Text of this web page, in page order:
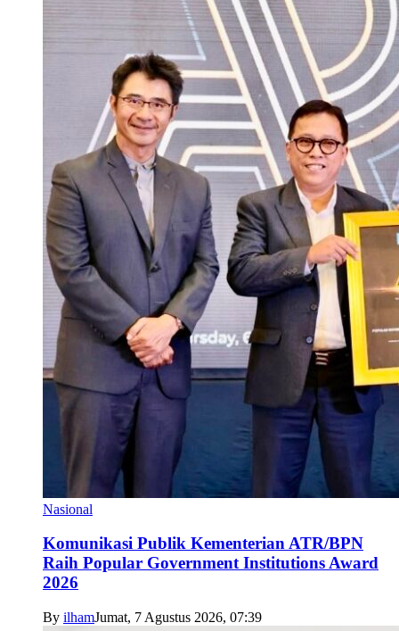
Nasional
Komunikasi Publik Kementerian ATR/BPN
Raih Popular Government Institutions Award
2026
By ilhamJumat, 7 Agustus 2026, 07:39